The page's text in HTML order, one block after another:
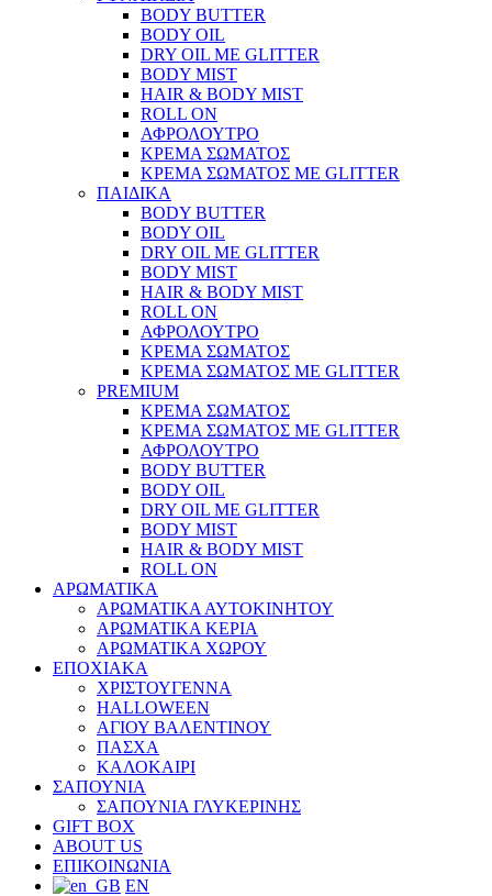
BODY BUTTER
BODY OIL
DRY OIL ΜΕ GLITTER
BODY MIST
HAIR & BODY MIST
ROLL ON
ΑΦΡΟΛΟΥΤΡΟ
ΚΡΕΜΑ ΣΩΜΑΤΟΣ
ΚΡΕΜΑ ΣΩΜΑΤΟΣ ΜΕ GLITTER
ΠΑΙΔΙΚΑ
BODY BUTTER
BODY OIL
DRY OIL ΜΕ GLITTER
BODY MIST
HAIR & BODY MIST
ROLL ON
ΑΦΡΟΛΟΥΤΡΟ
ΚΡΕΜΑ ΣΩΜΑΤΟΣ
ΚΡΕΜΑ ΣΩΜΑΤΟΣ ΜΕ GLITTER
PREMIUM
ΚΡΕΜΑ ΣΩΜΑΤΟΣ
ΚΡΕΜΑ ΣΩΜΑΤΟΣ ΜΕ GLITTER
ΑΦΡΟΛΟΥΤΡΟ
BODY BUTTER
BODY OIL
DRY OIL ΜΕ GLITTER
BODY MIST
HAIR & BODY MIST
ROLL ON
ΑΡΩΜΑΤΙΚΑ
ΑΡΩΜΑΤΙΚΑ ΑΥΤΟΚΙΝΗΤΟΥ
ΑΡΩΜΑΤΙΚΑ ΚΕΡΙΑ
ΑΡΩΜΑΤΙΚΑ ΧΩΡΟΥ
ΕΠΟΧΙΑΚΑ
ΧΡΙΣΤΟΥΓΕΝΝΑ
HALLOWEEN
ΑΓΙΟΥ ΒΑΛΕΝΤΙΝΟΥ
ΠΑΣΧΑ
ΚΑΛΟΚΑΙΡΙ
ΣΑΠΟΥΝΙΑ
ΣΑΠΟΥΝΙΑ ΓΛΥΚΕΡΙΝΗΣ
GIFT BOX
ABOUT US
ΕΠΙΚΟΙΝΩΝΙΑ
EN